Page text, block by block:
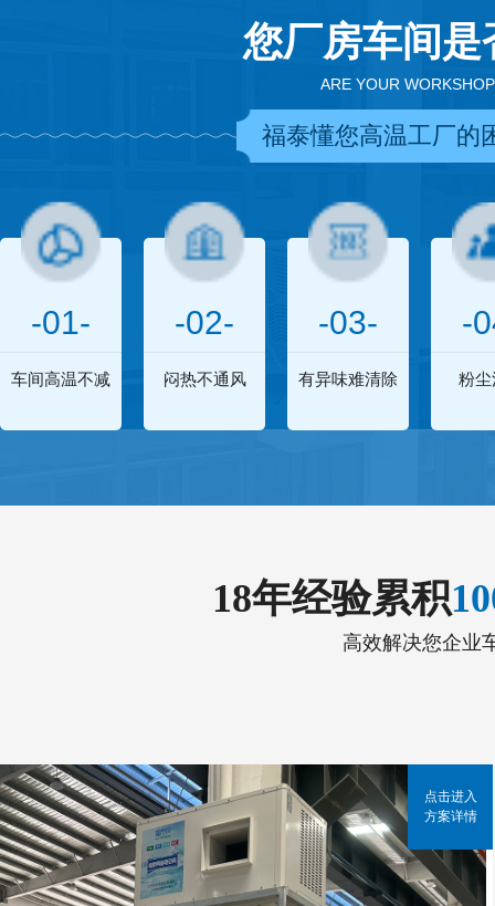
您厂房车间
ARE YOUR
福泰懂您高温工厂的
-01-
车间高温不减
-02-
闷热不通风
-03-
有异味难清除
-
粉尘
18年经验累积
高效解决您企业
点击进入
方案详情